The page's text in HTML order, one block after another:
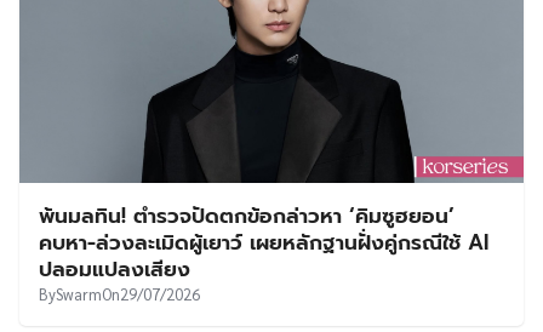
พ้นมลทิน! ตำรวจปัดตกข้อกล่าวหา ‘คิมซูฮยอน’
คบหา-ล่วงละเมิดผู้เยาว์ เผยหลักฐานฝั่งคู่กรณีใช้ AI
ปลอมแปลงเสียง
BySwarmOn29/07/2026